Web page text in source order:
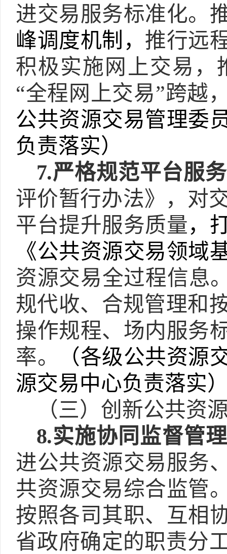
进交易服务标准化。
峰调度机制， 推行远
积极实施网上交易，
“全程网上交易”跨越
公共资源交易管理委
负责落实）
7.严格规范平台服
评价暂行办法》， 对
平台提升服务质量，
《公共资源交易领域
资源交易全过程信息
规代收、合规管理和
操作规程、场内服务
率。
（各级公共资源
源交易中心负责落实
（三）创新公共资
8.实施协同监督管
进公共资源交易服务
共资源交易综合监管
按照各司其职、互相
省政府确定的职责分